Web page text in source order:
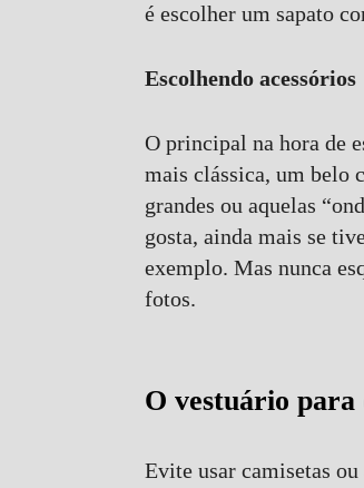
é escolher um sapato
Escolhendo acessórios
O principal na hora de
mais clássica, um belo
grandes ou aquelas
gosta, ainda mais se
exemplo. Mas nunca
fotos.
O vestuário para
Evite usar camisetas